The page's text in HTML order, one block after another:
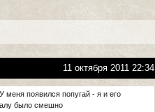
11 октября 2011 22:34
меня появился попугай - я и его
было смешно